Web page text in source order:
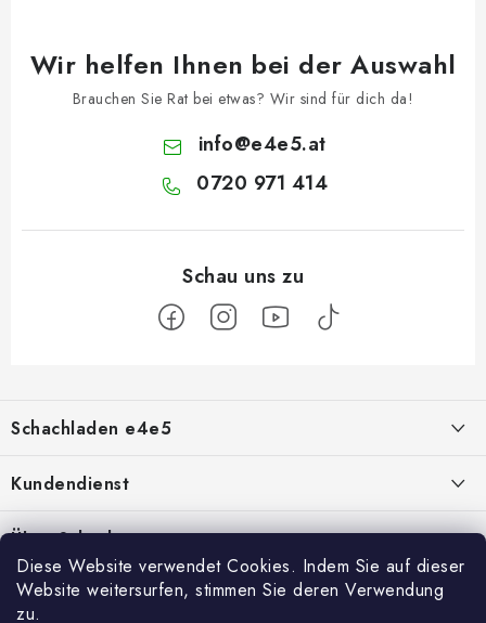
Diese Website verwendet Cookies. Indem Sie auf dieser
Website weitersurfen, stimmen Sie deren Verwendung
zu.
Wir helfen Ihnen bei der Auswahl
Brauchen Sie Rat bei etwas? Wir sind für dich da!
info@e4e5.at
0720 971 414
ß
z
e
i
Schachladen e4e5
Kontakt
Schachshop-Partner
Kundendienst
Geschäftsbedingungen
Hilfe bei Reklamationen
Über Schach
Schachmagazine
Facebook